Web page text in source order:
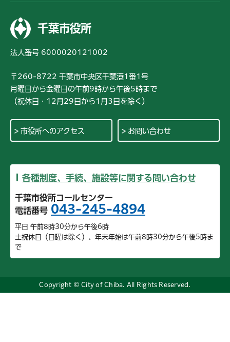
千葉市役所
法人番号 6000020121002
〒260-8722 千葉市中央区千葉港1番1号
月曜日から金曜日の午前9時から午後5時まで
（祝休日・12月29日から1月3日を除く）
市役所へのアクセス お問い合わせ
各種制度、手続、施設等に関する問い合わせ
千葉市役所コールセンター
電話番号 043-245-4894
平日 午前8時30分から午後6時
土祝休日（日曜は除く）、年末年始は午前8時30分から午後5時ま
で
Copyright © City of Chiba. All Rights Reserved.